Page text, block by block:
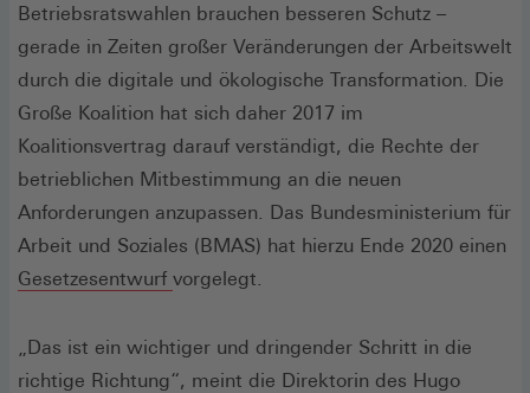
Betriebsratswahlen brauchen besseren Schutz –
gerade in Zeiten großer Veränderungen der Arbeitswelt
durch die digitale und ökologische Transformation. Die
Große Koalition hat sich daher 2017 im
Koalitionsvertrag darauf verständigt, die Rechte der
betrieblichen Mitbestimmung an die neuen
Anforderungen anzupassen. Das Bundesministerium für
Arbeit und Soziales (BMAS) hat hierzu Ende 2020 einen
Gesetzesentwurf vorgelegt.
„Das ist ein wichtiger und dringender Schritt in die
richtige Richtung“, meint die Direktorin des Hugo